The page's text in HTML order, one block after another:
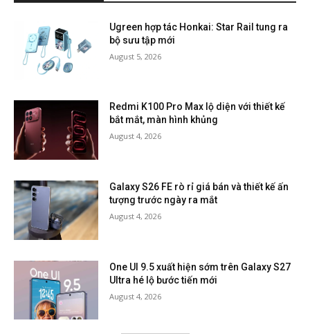
Ugreen hợp tác Honkai: Star Rail tung ra
bộ sưu tập mới
August 5, 2026
Redmi K100 Pro Max lộ diện với thiết kế
bắt mắt, màn hình khủng
August 4, 2026
Galaxy S26 FE rò rỉ giá bán và thiết kế ấn
tượng trước ngày ra mắt
August 4, 2026
One UI 9.5 xuất hiện sớm trên Galaxy S27
Ultra hé lộ bước tiến mới
August 4, 2026